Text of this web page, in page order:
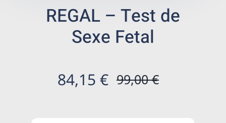
Botiga de salut
Centres ecommerce
REGAL – Test de
Sexe Fetal
99,00€El
84,15€
El